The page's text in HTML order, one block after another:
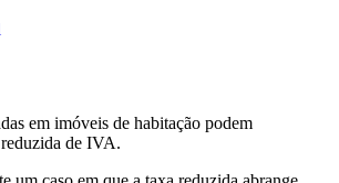
em imóveis de habitação podem
de IVA.